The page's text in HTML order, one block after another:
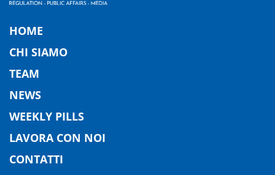
HOME
CHI SIAMO
TEAM
NEWS
WEEKLY PILLS
LAVORA CON NOI
CONTATTI